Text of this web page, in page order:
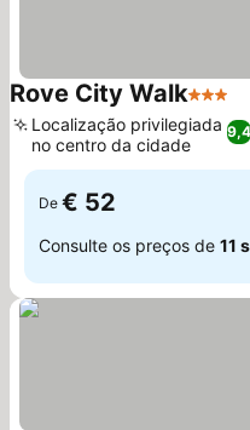
Rove City Walk3
Localização privilegiada
no centro da cidade
De € 52
Consulte os preços de 11